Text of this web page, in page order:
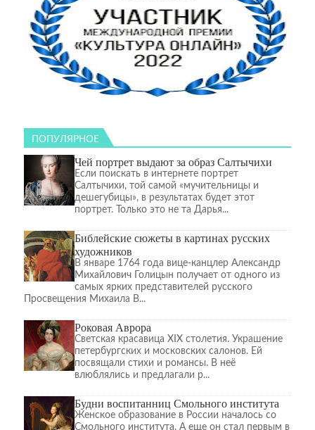
ПОПУЛЯРНОЕ
Чей портрет выдают за образ Салтычихи
Если поискать в интернете портрет
Салтычихи, той самой «мучительницы и
дешегубицы», в результатах будет этот
портрет. Только это не та Дарья...
Библейские сюжеты в картинах русских
художников
В январе 1764 года вице-канцлер Александр
Михайлович Голицын получает от одного из
самых ярких представителей русского
Просвещения Михаила В...
Роковая Аврора
Светская красавица XIX столетия. Украшение
петербургских и московских салонов. Ей
посвящали стихи и романсы. В неё
влюблялись и предлагали р...
Будни воспитанниц Смольного института
Женское образование в России началось со
Смольного института. А еще он стал первым в